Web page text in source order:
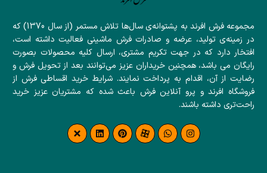
مجموعه فرش افرند به پشتوانه‌ی سال‌ها تلاش مستمر (از سال 1370) که
در زمینه‌ی تولید، عرضه و صادرات فرش ماشینی فعالیت داشته است،
افتخار دارد که در جهت تکریم مشتری، ارسال کلیه محصولات بصورت
رایگان می باشد، همچنین خریداران عزیز می‌توانند بعد از تحویل فرش و
رضایت از آن، اقدام به پرداخت نمایند. شرایط خرید اقساطی فرش از
فروشگاه افرند و پرو آنلاین فرش باعث شده که مشتریان عزیز خرید
راحت‌تری داشته باشند.